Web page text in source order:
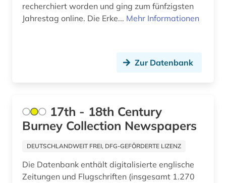
artefakte (1)
aschach (1)
asiatische studien (1)
recherchiert worden und ging zum fünfzigsten
Jahrestag online. Die Erke... Mehr Informationen
Zur Datenbank
17th - 18th Century
Burney Collection Newspapers
DEUTSCHLANDWEIT FREI, DFG-GEFÖRDERTE LIZENZ
Die Datenbank enthält digitalisierte englische
Zeitungen und Flugschriften (insgesamt 1.270